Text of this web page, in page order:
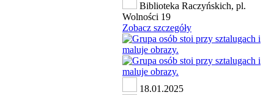
Biblioteka Raczyńskich, pl.
Wolności 19
Zobacz szczegóły
18.01.2025